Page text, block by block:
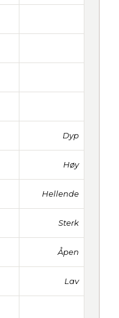
Dyp
Høy
Hellende
Sterk
Åpen
Lav